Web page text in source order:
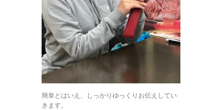
簡単とはいえ、しっかりゆっくりお伝えしてい
きます。